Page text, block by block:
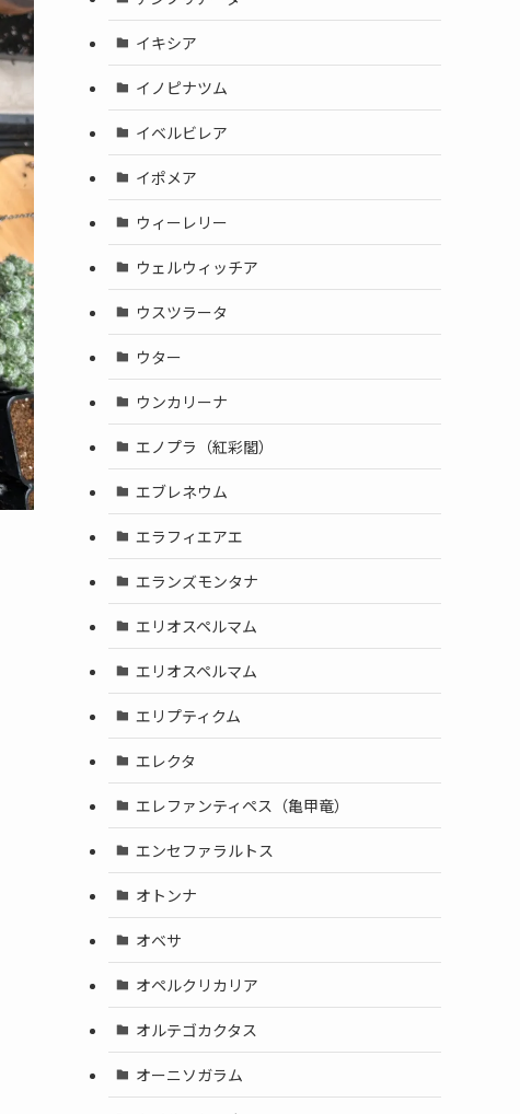
イキシア
イノピナツム
イベルビレア
イポメア
ウィーレリー
ウェルウィッチア
ウスツラータ
ウター
ウンカリーナ
エノプラ（紅彩閣）
エブレネウム
エラフィエアエ
エランズモンタナ
エリオスペルマム
エリオスペルマム
エリプティクム
エレクタ
エレファンティペス（亀甲竜）
エンセファラルトス
オトンナ
オベサ
オペルクリカリア
オルテゴカクタス
オーニソガラム